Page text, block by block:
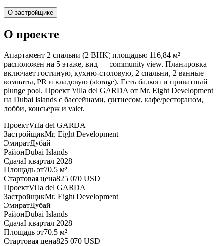
О застройщике
О проекте
Апартамент 2 спальни (2 BHK) площадью 116,84 м²
расположен на 5 этаже, вид — community view. Планировка
включает гостиную, кухню-столовую, 2 спальни, 2 ванные
комнаты, PR и кладовую (storage). Есть балкон и приватный
plunge pool. Проект Villa del GARDA от Mr. Eight Development
на Dubai Islands с бассейнами, фитнесом, кафе/рестораном,
лобби, консьерж и valet.
ПроектVilla del GARDA
ЗастройщикMr. Eight Development
ЭмиратДубай
РайонDubai Islands
СдачаI квартал 2028
Площадь от70.5 м²
Стартовая цена825 070 USD
ПроектVilla del GARDA
ЗастройщикMr. Eight Development
ЭмиратДубай
РайонDubai Islands
СдачаI квартал 2028
Площадь от70.5 м²
Стартовая цена825 070 USD